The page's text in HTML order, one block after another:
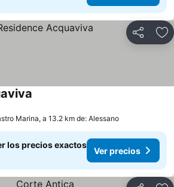
Compartir
Marina, a 13.2 km de: Alessano
los precios exactos
Ver precios